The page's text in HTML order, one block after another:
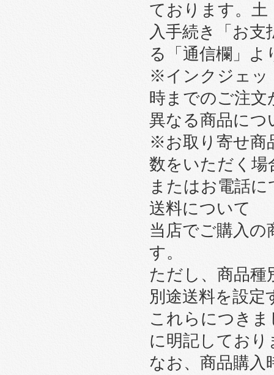
ております。土
入手続き「お
る「通信欄」
※インクジェッ
時までのご注文
異なる商品につ
※お取り寄せ商
数をいただく場
またはお電話
送料について
当店でご購入の
す。
ただし、商品種
別途送料を設定
これらにつき
に明記しており
なお、商品購入